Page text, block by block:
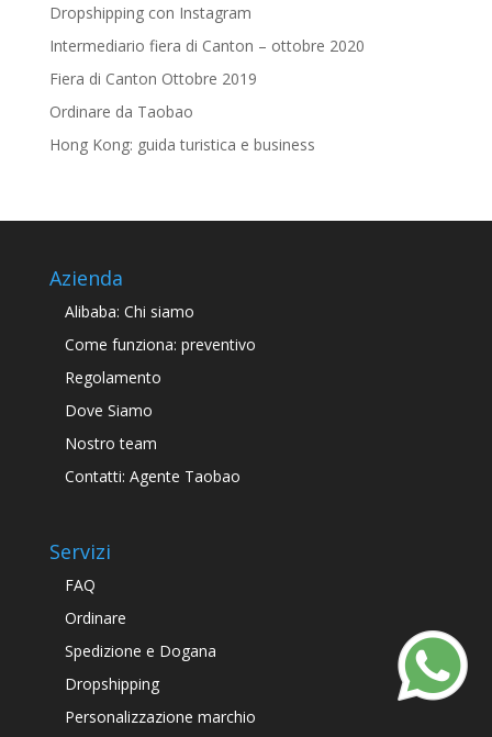
Dropshipping con Instagram
Intermediario fiera di Canton – ottobre 2020
Fiera di Canton Ottobre 2019
Ordinare da Taobao
Hong Kong: guida turistica e business
Azienda
Alibaba: Chi siamo
Come funziona: preventivo
Regolamento
Dove Siamo
Nostro team
Contatti: Agente Taobao
Servizi
FAQ
Ordinare
Spedizione e Dogana
Dropshipping
Personalizzazione marchio